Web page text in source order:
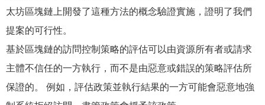
太坊區塊鏈上開發了這種方法的概念驗證實施，證明了我們
提案的可行性。
基於區塊鏈的訪問控制策略的評估可以由資源所有者或請求
主體不信任的一方執行，而不是由惡意或錯誤的策略評估所
保證的。 例如，評估政策並執行結果的一方可能會惡意地強